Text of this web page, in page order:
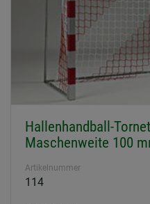
Hallenhandball-
Maschenweite 100
Artikelnummer
114